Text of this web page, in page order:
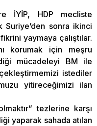
İYİP, HDP mecliste
sonra ikinci
yaymaya çalıştılar.
korumak için meşru
mücadeleyi BM ile
istediler
yitireceğimizi ilan
tezlerine karşı
yaparak sahada atılan